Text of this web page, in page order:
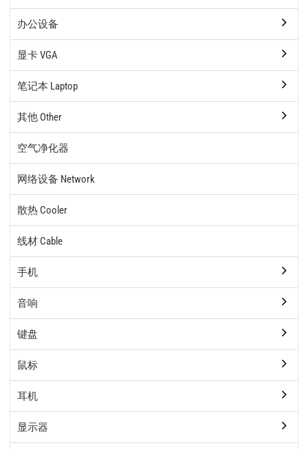
办公设备
显卡 VGA
笔记本 Laptop
其他 Other
空气净化器
网络设备 Network
散热 Cooler
线材 Cable
手机
音响
键盘
鼠标
耳机
显示器